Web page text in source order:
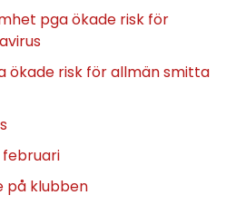
pga ökade risk för
ökade risk för allmän smitta
februari
på klubben